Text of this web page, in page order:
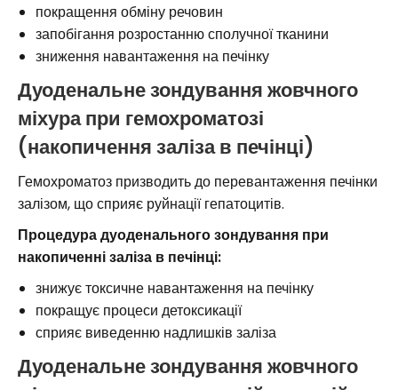
покращення обміну речовин
запобігання розростанню сполучної тканини
зниження навантаження на печінку
Дуоденальне зондування жовчного
міхура при гемохроматозі
(накопичення заліза в печінці)
Гемохроматоз призводить до перевантаження печінки
залізом, що сприяє руйнації гепатоцитів.
Процедура дуоденального зондування при
накопиченні заліза в печінці:
знижує токсичне навантаження на печінку
покращує процеси детоксикації
сприяє виведенню надлишків заліза
Дуоденальне зондування жовчного